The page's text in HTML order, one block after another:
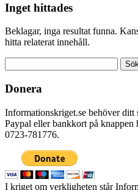
Inget hittades
Beklagar, inga resultat funna.
hitta relaterat innehåll.
efter:
Donera
Informationskriget.se behöver
Paypal eller bankkort på knappen
0723-781776.
I kriget om verkligheten står